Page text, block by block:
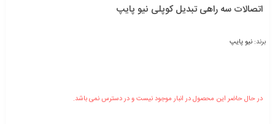
اتصالات سه راهی تبدیل کوپلی نیو پایپ
برند: نیو پایپ
در حال حاضر این محصول در انبار موجود نیست و در دسترس نمی باشد.